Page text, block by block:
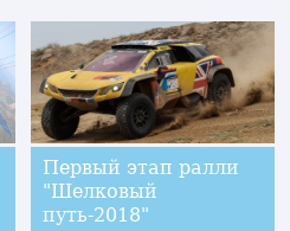
туристам города
Цзяньдэ
Первый этап ралли
"Шелковый
путь-2018"